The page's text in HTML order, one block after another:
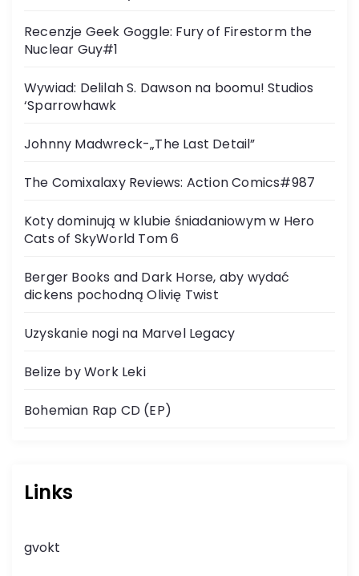
Recenzje Geek Goggle: Fury of Firestorm the
Nuclear Guy#1
Wywiad: Delilah S. Dawson na boomu! Studios
‘Sparrowhawk
Johnny Madwreck-„The Last Detail”
The Comixalaxy Reviews: Action Comics#987
Koty dominują w klubie śniadaniowym w Hero
Cats of SkyWorld Tom 6
Berger Books and Dark Horse, aby wydać
dickens pochodną Olivię Twist
Uzyskanie nogi na Marvel Legacy
Belize by Work Leki
Bohemian Rap CD (EP)
Links
gvokt